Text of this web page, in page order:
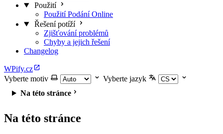
Použití
Použití Podání Online
Řešení potíží
Zjišťování problémů
Chyby a jejich řešení
Changelog
WPify.cz
Vyberte motiv
Vyberte jazyk
Na této stránce
Na této stránce